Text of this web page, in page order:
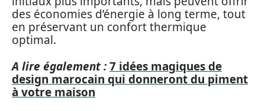
des économies d’énergie à long terme, tout
en préservant un confort thermique
optimal.
A lire également :7 idées magiques de
design marocain qui donneront du piment
à votre maison